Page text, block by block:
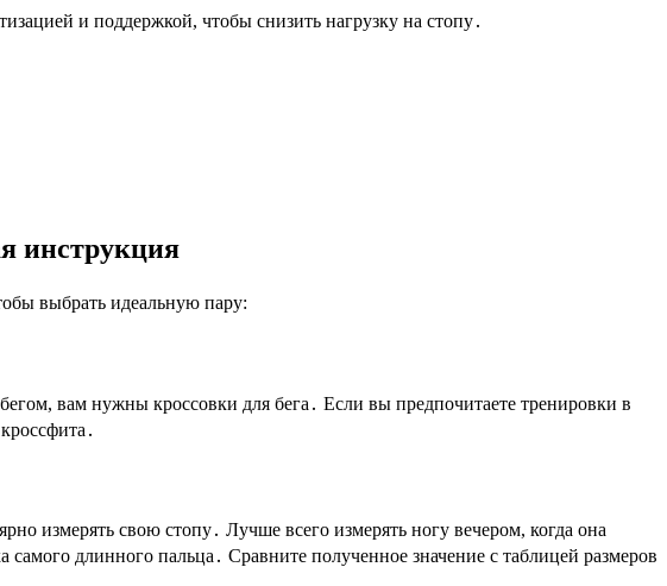
и поддержкой, чтобы снизить нагрузку на стопу․
инструкция
выбрать идеальную пару:
вам нужны кроссовки для бега․ Если вы предпочитаете тренировки в
измерять свою стопу․ Лучше всего измерять ногу вечером, когда она
самого длинного пальца․ Сравните полученное значение с таблицей размеров